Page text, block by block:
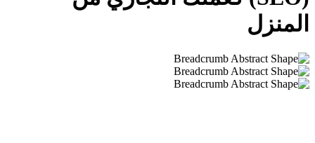
المنزل